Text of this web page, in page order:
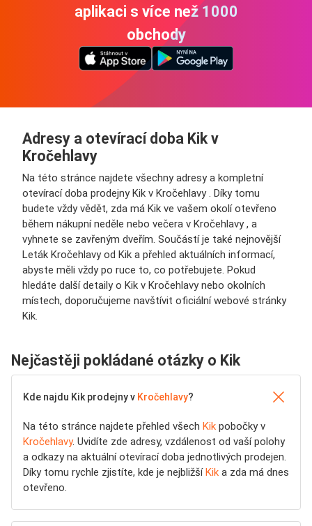
aplikaci s více než 1000
obchody
Adresy a otevírací doba Kik v
Kročehlavy
Na této stránce najdete všechny adresy a kompletní
otevírací doba prodejny Kik v Kročehlavy . Díky tomu
budete vždy vědět, zda má Kik ve vašem okolí otevřeno
během nákupní neděle nebo večera v Kročehlavy , a
vyhnete se zavřeným dveřím. Součástí je také nejnovější
Leták Kročehlavy od Kik a přehled aktuálních informací,
abyste měli vždy po ruce to, co potřebujete. Pokud
hledáte další detaily o Kik v Kročehlavy nebo okolních
místech, doporučujeme navštívit oficiální webové stránky
Kik.
Nejčastěji pokládané otázky o Kik
Kde najdu Kik prodejny v Kročehlavy?
Na této stránce najdete přehled všech Kik pobočky v
Kročehlavy. Uvidíte zde adresy, vzdálenost od vaší polohy
a odkazy na aktuální otevírací doba jednotlivých prodejen.
Díky tomu rychle zjistíte, kde je nejbližšíKik a zda má dnes
otevřeno.